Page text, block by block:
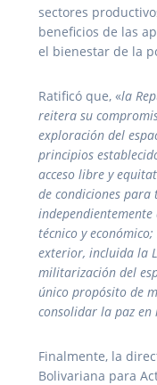
sectores
beneficios de las
el bienestar de la
Ratificó que, «la
reitera su
exploración del
principios
acceso libre y
de condiciones para
técnico y
exterior, incluida la
militarización del
único propósito de
consolidar la paz
Finalmente, la
Bolivariana para